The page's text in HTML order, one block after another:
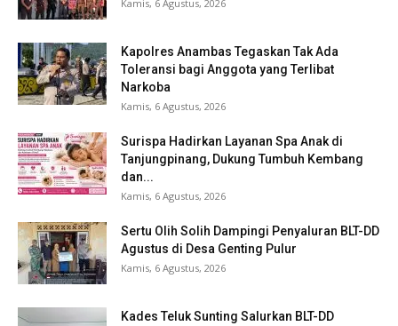
Kamis, 6 Agustus, 2026
Kapolres Anambas Tegaskan Tak Ada
Toleransi bagi Anggota yang Terlibat
Narkoba
Kamis, 6 Agustus, 2026
Surispa Hadirkan Layanan Spa Anak di
Tanjungpinang, Dukung Tumbuh Kembang
dan...
Kamis, 6 Agustus, 2026
Sertu Olih Solih Dampingi Penyaluran BLT-DD
Agustus di Desa Genting Pulur
Kamis, 6 Agustus, 2026
Kades Teluk Sunting Salurkan BLT-DD